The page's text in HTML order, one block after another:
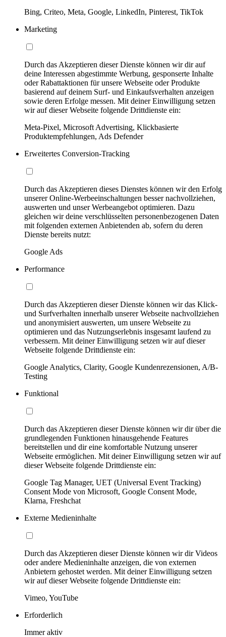
Bing, Criteo, Meta, Google, LinkedIn, Pinterest, TikTok
Marketing
Durch das Akzeptieren dieser Dienste können wir dir auf
deine Interessen abgestimmte Werbung, gesponserte Inhalte
oder Rabattaktionen für unsere Webseite oder Produkte
basierend auf deinem Surf- und Einkaufsverhalten anzeigen
sowie deren Erfolge messen. Mit deiner Einwilligung setzen
wir auf dieser Webseite folgende Drittdienste ein:
Meta-Pixel, Microsoft Advertising, Klickbasierte
Produktempfehlungen, Ads Defender
Erweitertes Conversion-Tracking
Durch das Akzeptieren dieses Dienstes können wir den Erfolg
unserer Online-Werbeeinschaltungen besser nachvollziehen,
auswerten und unser Werbeangebot optimieren. Dazu
gleichen wir deine verschlüsselten personenbezogenen Daten
mit folgenden externen Anbietenden ab, sofern du deren
Dienste bereits nutzt:
Google Ads
Performance
Durch das Akzeptieren dieser Dienste können wir das Klick-
und Surfverhalten innerhalb unserer Webseite nachvollziehen
und anonymisiert auswerten, um unsere Webseite zu
optimieren und das Nutzungserlebnis insgesamt laufend zu
verbessern. Mit deiner Einwilligung setzen wir auf dieser
Webseite folgende Drittdienste ein:
Google Analytics, Clarity, Google Kundenrezensionen, A/B-
Testing
Funktional
Durch das Akzeptieren dieser Dienste können wir dir über die
grundlegenden Funktionen hinausgehende Features
bereitstellen und dir eine komfortable Nutzung unserer
Webseite ermöglichen. Mit deiner Einwilligung setzen wir auf
dieser Webseite folgende Drittdienste ein:
Google Tag Manager, UET (Universal Event Tracking)
Consent Mode von Microsoft, Google Consent Mode,
Klarna, Freshchat
Externe Medieninhalte
Durch das Akzeptieren dieser Dienste können wir dir Videos
oder andere Medieninhalte anzeigen, die von externen
Anbietern gehostet werden. Mit deiner Einwilligung setzen
wir auf dieser Webseite folgende Drittdienste ein:
Vimeo, YouTube
Erforderlich
Immer aktiv